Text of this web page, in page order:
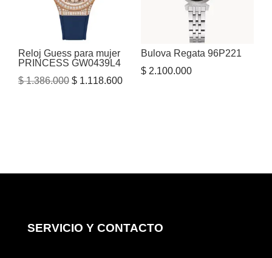
Reloj Guess para mujer
PRINCESS GW0439L4
$1.386.000 El
$ 1.118.600El
Bulova Regata 96P221
$2.100.000
SERVICIO Y CONTACTO